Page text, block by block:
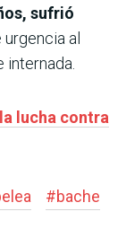
sufrió
urgencia al
lucha contra
#bache